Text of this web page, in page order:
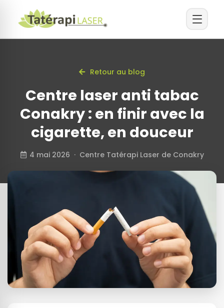
Retour au blog
Centre laser anti tabac
Conakry : en finir avec la
cigarette, en douceur
4 mai 2026 · Centre Tatérapi Laser de Conakry